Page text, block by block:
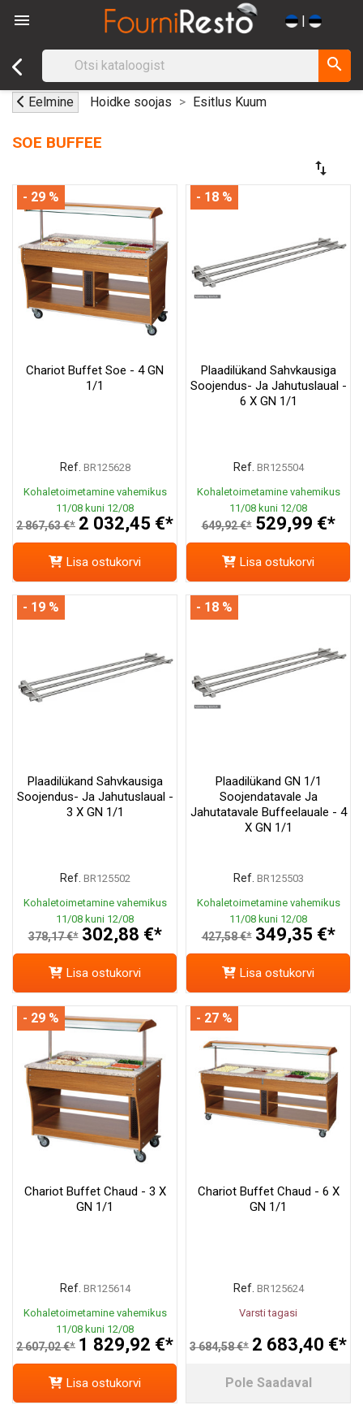
 |
search
Eelmine Hoidke soojas Esitlus Kuum
SOE BUFFEE
swap_vert
Chariot Buffet Soe - 4 GN
1/1
Ref. BR125628
Kohaletoimetamine vahemikus
11/08 kuni 12/08
2 867,63 €* 2 032,45 €*
- 29 %
Lisa ostukorvi
Plaadilükand Sahvkausiga
Soojendus- Ja Jahutuslaual -
6 X GN 1/1
Ref. BR125504
Kohaletoimetamine vahemikus
11/08 kuni 12/08
649,92 €* 529,99 €*
- 18 %
Lisa ostukorvi
Plaadilükand Sahvkausiga
Soojendus- Ja Jahutuslaual -
3 X GN 1/1
Ref. BR125502
Kohaletoimetamine vahemikus
11/08 kuni 12/08
378,17 €* 302,88 €*
- 19 %
Lisa ostukorvi
Plaadilükand GN 1/1
Soojendatavale Ja
Jahutatavale Buffeelauale - 4
X GN 1/1
Ref. BR125503
Kohaletoimetamine vahemikus
11/08 kuni 12/08
427,58 €* 349,35 €*
- 18 %
Lisa ostukorvi
Chariot Buffet Chaud - 3 X
GN 1/1
Ref. BR125614
Kohaletoimetamine vahemikus
11/08 kuni 12/08
2 607,02 €* 1 829,92 €*
- 29 %
Lisa ostukorvi
Chariot Buffet Chaud - 6 X
GN 1/1
Ref. BR125624
Varsti tagasi
3 684,58 €* 2 683,40 €*
- 27 %
Pole Saadaval